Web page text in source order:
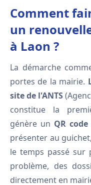
Comment
un
à Laon ?
La démarche
portes de la mairie.
site de l'ANTS
constitue la
génère un QR
présenter au
le temps passé sur
problème, des
directement en